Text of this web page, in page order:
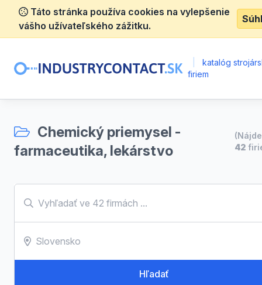
Táto stránka používa cookies na vylepšenie
vášho užívateľského zážitku.
katalóg
firiem
Chemický priemysel -
farmaceutika, lekárstvo
42
Hľadať